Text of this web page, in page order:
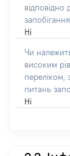
відповідно
Ні
Чи
високим
переліком,
питань
Ні